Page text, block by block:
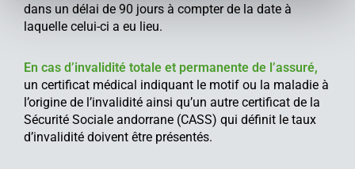
dans un délai de 90 jours à compter de la date à
laquelle celui-ci a eu lieu.
En cas d’invalidité totale et permanente de l’assuré,
un certificat médical indiquant le motif ou la maladie à
l’origine de l’invalidité ainsi qu’un autre certificat de la
Sécurité Sociale andorrane (CASS) qui définit le taux
d’invalidité doivent être présentés.